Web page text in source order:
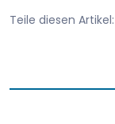
Teile diesen Artikel: